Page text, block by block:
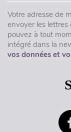
Votre adresse de
envoyer les lettres
pouvez à tout
intégré dans la
vos données et